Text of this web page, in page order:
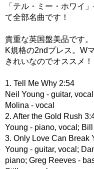
「テル・ミー・ホワイ
て全部名曲です！
貴重な英国盤美品です。
K規格の2ndプレス。W
きれいなのでオススメ！
1. Tell Me Why 2:54
Neil Young - guitar,
Molina - vocal
2. After the Gold Rush
Young - piano, vocal;
3. Only Love Can Break
Young - guitar, vocal;
piano; Greg Reeves -